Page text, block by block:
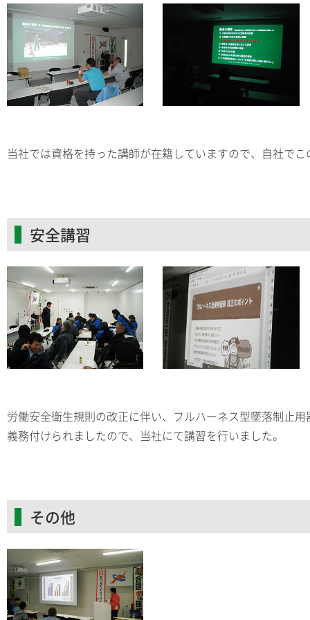
当社では資格を持った講師が在籍していますので、自社でこ
安全講習
労働安全衛生規則の改正に伴い、フルハーネス型墜落制止
義務付けられましたので、当社にて講習を行いました。
その他